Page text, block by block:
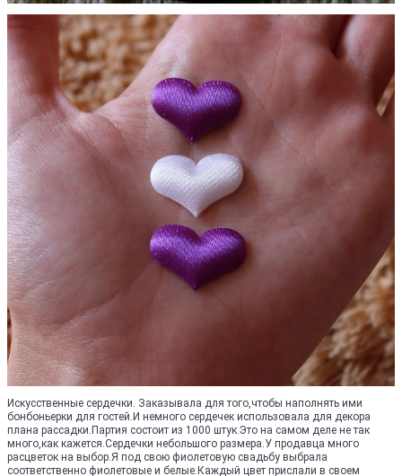
Искусственные сердечки. Заказывала для того,чтобы наполнять ими
бонбоньерки для гостей.И немного сердечек использовала для декора
плана рассадки.Партия состоит из 1000 штук.Это на самом деле не так
много,как кажется.Сердечки небольшого размера.У продавца много
расцветок на выбор.Я под свою фиолетовую свадьбу выбрала
соответственно фиолетовые и белые.Каждый цвет прислали в своем